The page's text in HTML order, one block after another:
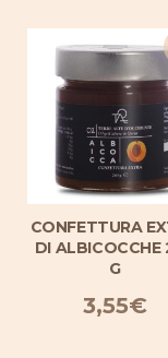
CONFETTURA
DI ALBICOCCHE
G
3,55€